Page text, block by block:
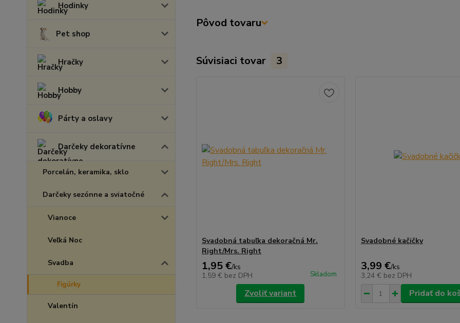
Hodinky
Pet shop
Hračky
Hobby
Párty a oslavy
Darčeky dekoratívne
Porcelán, keramika, sklo
Darčeky sezónne a sviatočné
Vianoce
Veľká Noc
Svadba
Figúrky
Valentín
Pôvod tovaru
Súvisiaci tovar 3
Svadobná tabuľka dekoračná Mr.
Right/Mrs. Right
1,95 €/ks
1,59 € bez DPH Skladom
Zvoliť variant
Svadobné kačičky
3,99 €/ks
3,24 € bez DPH
Pridať do